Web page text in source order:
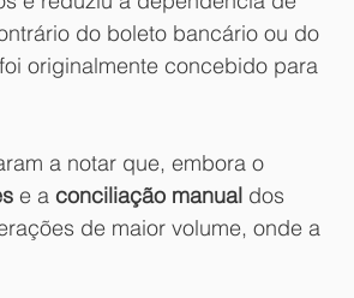
do boleto bancário ou do
originalmente concebido para
a notar que, embora o
e a conciliação manual dos
de maior volume, onde a